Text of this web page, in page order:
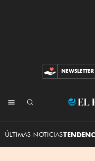
CONTRIBUCIONES
NEWSLETTER
ÚLTIMAS NOTICIAS